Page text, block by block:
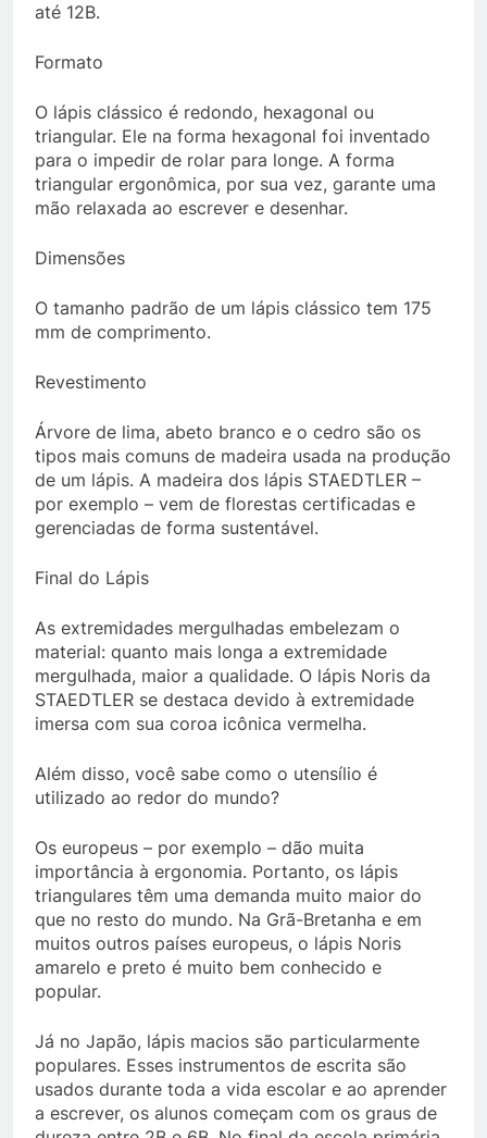
até 12B.
Formato
O lápis clássico é redondo, hexagonal ou
triangular. Ele na forma hexagonal foi inventado
para o impedir de rolar para longe. A forma
triangular ergonômica, por sua vez, garante uma
mão relaxada ao escrever e desenhar.
Dimensões
O tamanho padrão de um lápis clássico tem 175
mm de comprimento.
Revestimento
Árvore de lima, abeto branco e o cedro são os
tipos mais comuns de madeira usada na produção
de um lápis. A madeira dos lápis STAEDTLER –
por exemplo – vem de florestas certificadas e
gerenciadas de forma sustentável.
Final do Lápis
As extremidades mergulhadas embelezam o
material: quanto mais longa a extremidade
mergulhada, maior a qualidade. O lápis Noris da
STAEDTLER se destaca devido à extremidade
imersa com sua coroa icônica vermelha.
Além disso, você sabe como o utensílio é
utilizado ao redor do mundo?
Os europeus – por exemplo – dão muita
importância à ergonomia. Portanto, os lápis
triangulares têm uma demanda muito maior do
que no resto do mundo. Na Grã-Bretanha e em
muitos outros países europeus, o lápis Noris
amarelo e preto é muito bem conhecido e
popular.
Já no Japão, lápis macios são particularmente
populares. Esses instrumentos de escrita são
usados durante toda a vida escolar e ao aprender
a escrever, os alunos começam com os graus de